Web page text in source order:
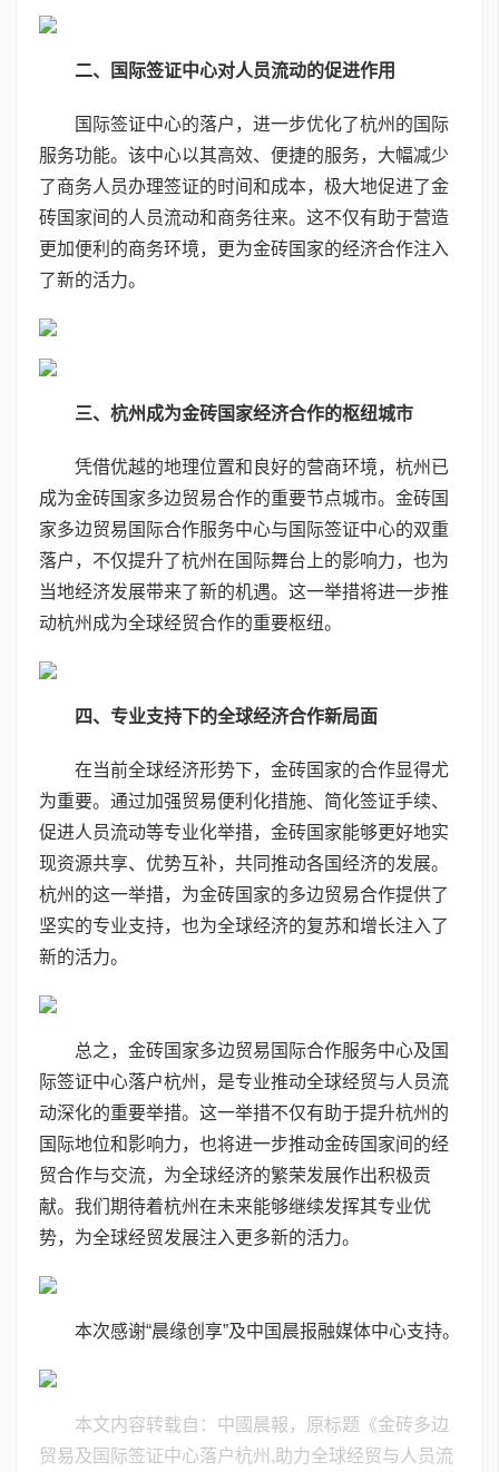
二、国际签证中心对人员流动的促进作用
国际签证中心的落户，进一步优化了杭州的国际
服务功能。该中心以其高效、便捷的服务，大幅减少
了商务人员办理签证的时间和成本，极大地促进了金
砖国家间的人员流动和商务往来。这不仅有助于营造
更加便利的商务环境，更为金砖国家的经济合作注入
了新的活力。
三、杭州成为金砖国家经济合作的枢纽城市
凭借优越的地理位置和良好的营商环境，杭州已
成为金砖国家多边贸易合作的重要节点城市。金砖国
家多边贸易国际合作服务中心与国际签证中心的双重
落户，不仅提升了杭州在国际舞台上的影响力，也为
当地经济发展带来了新的机遇。这一举措将进一步推
动杭州成为全球经贸合作的重要枢纽。
四、专业支持下的全球经济合作新局面
在当前全球经济形势下，金砖国家的合作显得尤
为重要。通过加强贸易便利化措施、简化签证手续、
促进人员流动等专业化举措，金砖国家能够更好地实
现资源共享、优势互补，共同推动各国经济的发展。
杭州的这一举措，为金砖国家的多边贸易合作提供了
坚实的专业支持，也为全球经济的复苏和增长注入了
新的活力。
总之，金砖国家多边贸易国际合作服务中心及国
际签证中心落户杭州，是专业推动全球经贸与人员流
动深化的重要举措。这一举措不仅有助于提升杭州的
国际地位和影响力，也将进一步推动金砖国家间的经
贸合作与交流，为全球经济的繁荣发展作出积极贡
献。我们期待着杭州在未来能够继续发挥其专业优
势，为全球经贸发展注入更多新的活力。
本次感谢“晨缘创享”及中国晨报融媒体中心支持。
本文内容转载自：中國晨報，原标题《金砖多边
贸易及国际签证中心落户杭州,助力全球经贸与人员流